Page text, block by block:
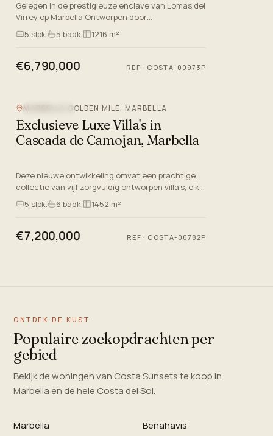
Gelegen in de prestigieuze enclave van Lomas del
Virrey op Marbella Ontworpen door
gerenommeerde architecten Gonzalez &
Jacobson, is dit het grootste van een e…
5 slpk. 5 badk. 1216 m²
€6,790,000 REF · COSTA-00973P
MARBELLA GOLDEN MILE, MARBELLA
Exclusieve Luxe Villa's in
Cascada de Camojan, Marbella
Deze nieuwe ontwikkeling omvat een prachtige
collectie van vijf zorgvuldig ontworpen villa's, elk
vervaardigd volgens de hoogste normen. Gelegen
in een uitstek…
5 slpk. 6 badk. 1452 m²
€7,200,000 REF · COSTA-00782P
ONTDEK DE KUST
Populaire zoekopdrachten per
gebied
Bekijk de woningen van Costa Sunsets te koop in
Marbella en de hele Costa del Sol.
Marbella
Benahavis